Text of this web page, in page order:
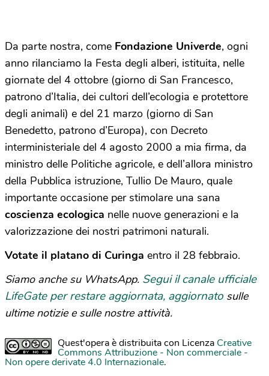
Da parte nostra, come Fondazione Univerde, ogni
anno rilanciamo la Festa degli alberi, istituita, nelle
giornate del 4 ottobre (giorno di San Francesco,
patrono d’Italia, dei cultori dell’ecologia e protettore
degli animali) e del 21 marzo (giorno di San
Benedetto, patrono d’Europa), con Decreto
interministeriale del 4 agosto 2000 a mia firma, da
ministro delle Politiche agricole, e dell’allora ministro
della Pubblica istruzione, Tullio De Mauro, quale
importante occasione per stimolare una sana
coscienza ecologica nelle nuove generazioni e la
valorizzazione dei nostri patrimoni naturali.
Votate il platano di Curinga entro il 28 febbraio.
Siamo anche su WhatsApp. Segui il canale ufficiale
LifeGate per restare aggiornata, aggiornato sulle
ultime notizie e sulle nostre attività.
Quest'opera è distribuita con Licenza Creative
Commons Attribuzione - Non commerciale -
Non opere derivate 4.0 Internazionale.